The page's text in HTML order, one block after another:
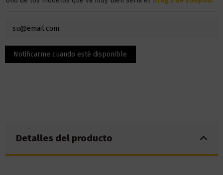
Detalles del producto